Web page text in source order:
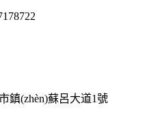
鎮(zhèn)蘇呂大道1號